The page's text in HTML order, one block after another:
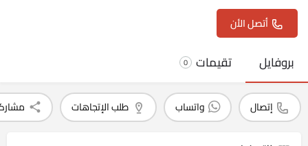
أتصل الأن
بروفايل تقيمات 0
إتصال واتساب طلب الإتجاهات